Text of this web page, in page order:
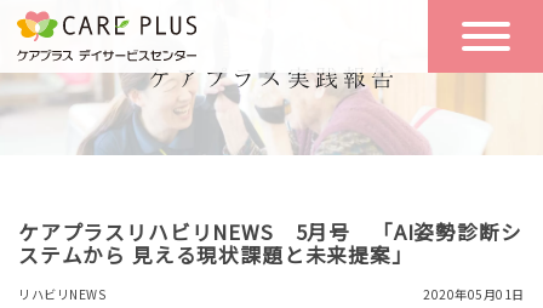
こんな方に
おすすめ
一日の流れ
一日体験
空き状況
ケアプラスリハビリNEWS 5月号 「AI姿勢診断シ
ステムから 見える現状課題と未来提案」
リハビリNEWS 2020年05月01日